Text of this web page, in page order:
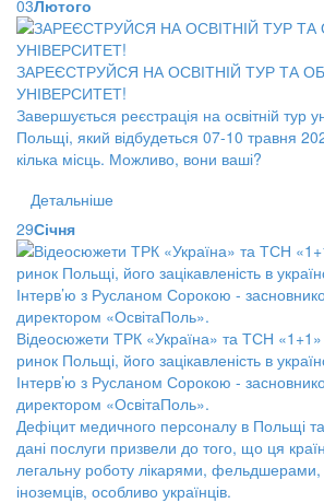
03Лютого
ЗАРЕЄСТРУЙСЯ НА ОСВІТНІЙ ТУР ТА
УНІВЕРСИТЕТ!
Завершується реєстрація на освітній тур
Польщі, який відбудеться 07-10 травня
кілька місць. Можливо, вони ваші?
Детальніше
29Січня
Відеосюжети ТРК «Україна» та ТСН
ринок Польщі, його зацікавленість в
Інтерв’ю з Русланом Сорокою -
директором «ОсвітаПоль».
Дефіцит медичного персоналу в Польщі
дані послуги призвели до того, що ця
легальну роботу лікарями, фельдшерами,
іноземців, особливо українців.